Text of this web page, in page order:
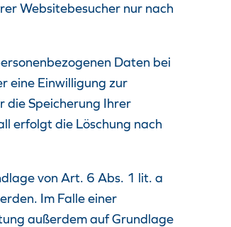
Websitebesucher nur nach
Daten bei
eine Einwilligung zur
die Speicherung Ihrer
erfolgt die Löschung nach
von Art. 6 Abs. 1 lit. a
Im Falle einer
außerdem auf Grundlage